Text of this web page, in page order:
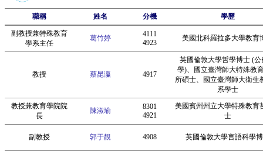
職稱 姓名 分機 學歷
副教授兼特殊教育
學系主任
葛竹婷
4111
4923
美國北科羅拉多大學教育
教授 蔡昆瀛 4917
英國倫敦大學哲學博士 (公
學)、國立臺灣師大特殊教
所碩士、國立臺灣師大衛生
系學士
教授兼教育學院院
長
陳淑瑜
8301
4921
美國賓州州立大學特殊教育
士
副教授 郭于靚 4908 英國倫敦大學言語科學